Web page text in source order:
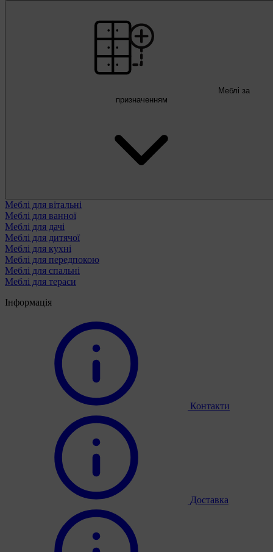
Меблі за
призначенням
Меблі для вітальні
Меблі для ванної
Меблі для дачі
Меблі для дитячої
Меблі для кухні
Меблі для передпокою
Меблі для спальні
Меблі для тераси
Інформація
Контакти
Доставка